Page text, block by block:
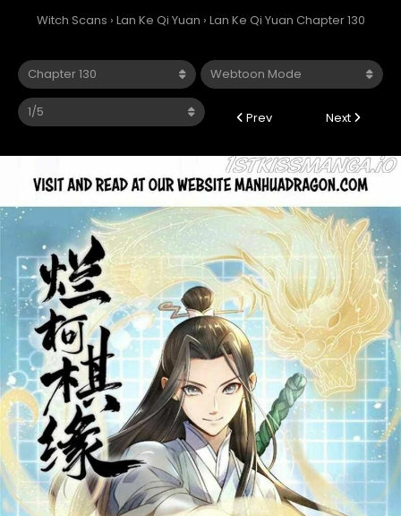
Witch Scans › Lan Ke Qi Yuan › Lan Ke Qi Yuan Chapter 130
Prev Next